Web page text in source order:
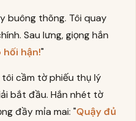
buông thõng. Tôi quay
Sau lưng, giọng hắn
hận!"
cầm tờ phiếu thụ lý
bắt đầu. Hắn nhét tờ
đầy mỉa mai: "Quậy đủ